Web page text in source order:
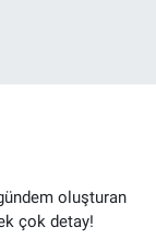
oluşturan
çok detay!